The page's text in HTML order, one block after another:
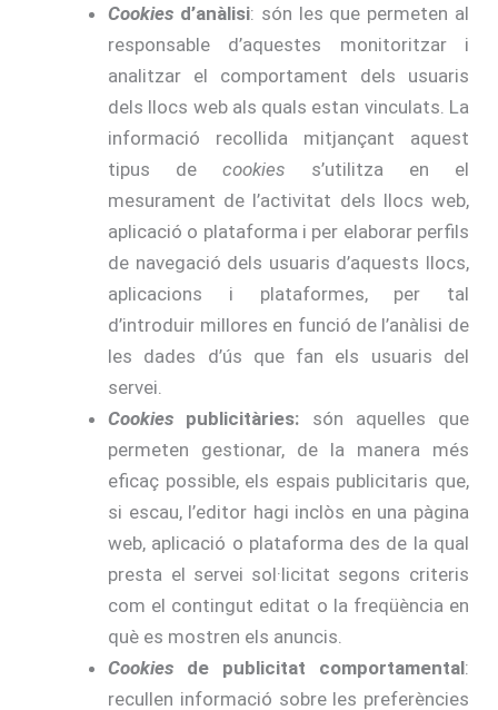
Cookies d’anàlisi: són les que permeten al
responsable d’aquestes monitoritzar i
analitzar el comportament dels usuaris
dels llocs web als quals estan vinculats. La
informació recollida mitjançant aquest
tipus decookies s’utilitza en el
mesurament de l’activitat dels llocs web,
aplicació o plataforma i per elaborar perfils
de navegació dels usuaris d’aquests llocs,
aplicacions i plataformes, per tal
d’introduir millores en funció de l’anàlisi de
les dades d’ús que fan els usuaris del
servei.
Cookies publicitàries: són aquelles que
permeten gestionar, de la manera més
eficaç possible, els espais publicitaris que,
si escau, l’editor hagi inclòs en una pàgina
web, aplicació o plataforma des de la qual
presta el servei sol·licitat segons criteris
com el contingut editat o la freqüència en
què es mostren els anuncis.
Cookies de publicitat comportamental:
recullen informació sobre les preferències